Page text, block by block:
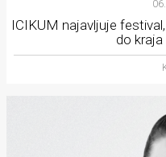
ICIKUM najavljuje
do